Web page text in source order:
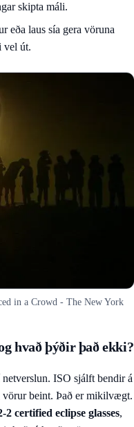
skipta máli.
eða laus sía gera vöruna
vel út.
in a Crowd - The New York
hvað þýðir það ekki?
ISO sjálft bendir á
vörur beint. Það er mikilvægt.
2 certified eclipse glasses,